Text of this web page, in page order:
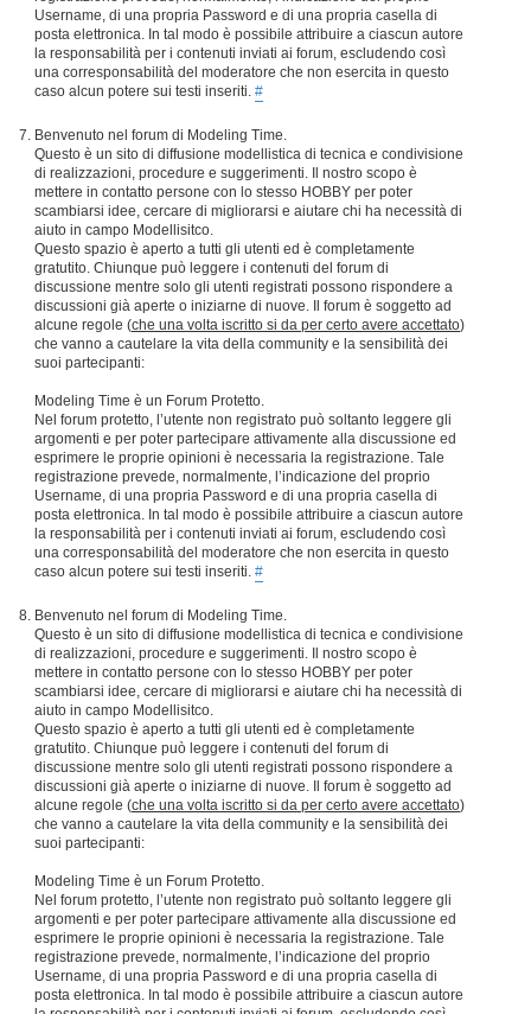
Username, di una propria Password e di una propria casella di
posta elettronica. In tal modo è possibile attribuire a ciascun autore
la responsabilità per i contenuti inviati ai forum, escludendo così
una corresponsabilità del moderatore che non esercita in questo
caso alcun potere sui testi inseriti. #
Benvenuto nel forum di Modeling Time.
Questo è un sito di diffusione modellistica di tecnica e condivisione
di realizzazioni, procedure e suggerimenti. Il nostro scopo è
mettere in contatto persone con lo stesso HOBBY per poter
scambiarsi idee, cercare di migliorarsi e aiutare chi ha necessità di
aiuto in campo Modellisitco.
Questo spazio è aperto a tutti gli utenti ed è completamente
gratutito. Chiunque può leggere i contenuti del forum di
discussione mentre solo gli utenti registrati possono rispondere a
discussioni già aperte o iniziarne di nuove. Il forum è soggetto ad
alcune regole (che una volta iscritto si da per certo avere accettato)
che vanno a cautelare la vita della community e la sensibilità dei
suoi partecipanti:
Modeling Time è un Forum Protetto.
Nel forum protetto, l’utente non registrato può soltanto leggere gli
argomenti e per poter partecipare attivamente alla discussione ed
esprimere le proprie opinioni è necessaria la registrazione. Tale
registrazione prevede, normalmente, l’indicazione del proprio
Username, di una propria Password e di una propria casella di
posta elettronica. In tal modo è possibile attribuire a ciascun autore
la responsabilità per i contenuti inviati ai forum, escludendo così
una corresponsabilità del moderatore che non esercita in questo
caso alcun potere sui testi inseriti. #
Benvenuto nel forum di Modeling Time.
Questo è un sito di diffusione modellistica di tecnica e condivisione
di realizzazioni, procedure e suggerimenti. Il nostro scopo è
mettere in contatto persone con lo stesso HOBBY per poter
scambiarsi idee, cercare di migliorarsi e aiutare chi ha necessità di
aiuto in campo Modellisitco.
Questo spazio è aperto a tutti gli utenti ed è completamente
gratutito. Chiunque può leggere i contenuti del forum di
discussione mentre solo gli utenti registrati possono rispondere a
discussioni già aperte o iniziarne di nuove. Il forum è soggetto ad
alcune regole (che una volta iscritto si da per certo avere accettato)
che vanno a cautelare la vita della community e la sensibilità dei
suoi partecipanti:
Modeling Time è un Forum Protetto.
Nel forum protetto, l’utente non registrato può soltanto leggere gli
argomenti e per poter partecipare attivamente alla discussione ed
esprimere le proprie opinioni è necessaria la registrazione. Tale
registrazione prevede, normalmente, l’indicazione del proprio
Username, di una propria Password e di una propria casella di
posta elettronica. In tal modo è possibile attribuire a ciascun autore